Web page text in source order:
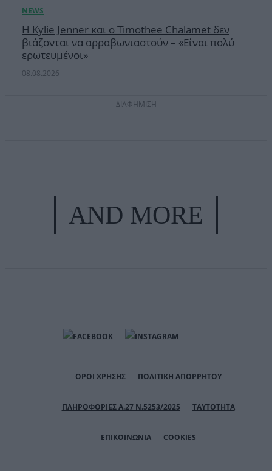
Η Kylie Jenner και ο Timothee Chalamet δεν
βιάζονται να αρραβωνιαστούν – «Είναι πολύ
ερωτευμένοι»
08.08.2026
ΔΙΑΦΗΜΙΣΗ
AND MORE
ΟΡΟΙ ΧΡΗΣΗΣ ΠΟΛΙΤΙΚΗ ΑΠΟΡΡΗΤΟΥ
ΠΛΗΡΟΦΟΡΙΕΣ Α.27 Ν.5253/2025 ΤΑΥΤΟΤΗΤΑ
ΕΠΙΚΟΙΝΩΝΙΑ COOKIES